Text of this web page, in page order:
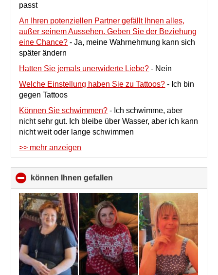
passt
An Ihren potenziellen Partner gefällt Ihnen alles,
außer seinem Aussehen. Geben Sie der Beziehung
eine Chance? -Ja, meine Wahrnehmung kann sich
später ändern
Hatten Sie jemals unerwiderte Liebe? - Nein
Welche Einstellung haben Sie zu Tattoos? - Ich bin
gegen Tattoos
Können Sie schwimmen? - Ich schwimme, aber
nicht sehr gut. Ich bleibe über Wasser, aber ich kann
nicht weit oder lange schwimmen
>> mehr anzeigen
können Ihnen gefallen
to
collapse
contents